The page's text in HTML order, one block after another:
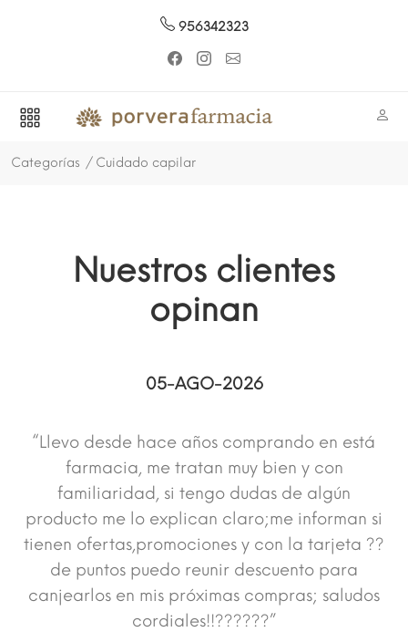
956342323
Categorías Cuidado capilar
Nuestros clientes
opinan
05-AGO-2026
“Llevo desde hace años comprando en está
farmacia, me tratan muy bien y con
familiaridad, si tengo dudas de algún
producto me lo explican claro;me informan si
tienen ofertas,promociones y con la tarjeta ??
de puntos puedo reunir descuento para
canjearlos en mis próximas compras; saludos
cordiales!!??????”